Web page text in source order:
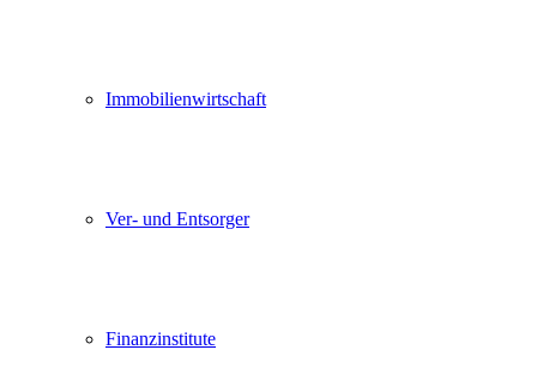
Immobilienwirtschaft
Ver- und Entsorger
Finanzinstitute